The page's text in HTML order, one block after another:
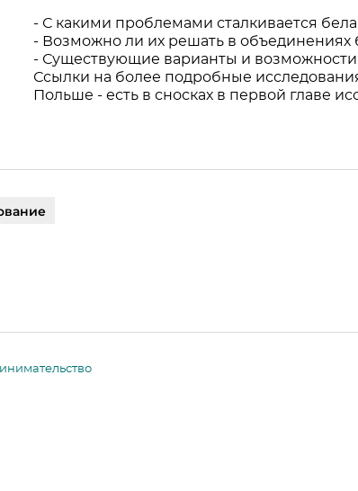
- С какими проблемами сталкивается
- Возможно ли их решать в объединениях
- Существующие варианты и
Ссылки на более подробные
Польше - есть в сносках в первой главе